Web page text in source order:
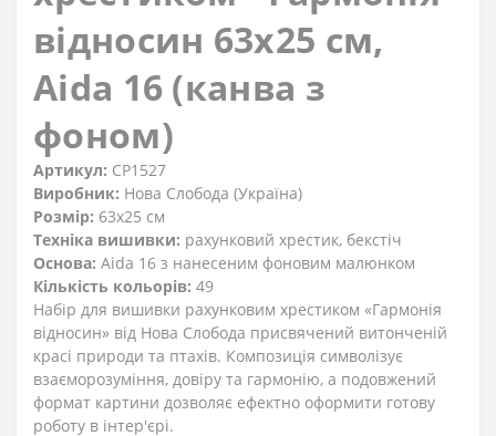
відносин 63x25 см,
Aida 16 (канва з
фоном)
Артикул: СР1527
Виробник: Нова Слобода (Україна)
Розмір: 63x25 см
Техніка вишивки: рахунковий хрестик, бекстіч
Основа: Aida 16 з нанесеним фоновим малюнком
Кількість кольорів: 49
Набір для вишивки рахунковим хрестиком «Гармонія
відносин» від Нова Слобода присвячений витонченій
красі природи та птахів. Композиція символізує
взаєморозуміння, довіру та гармонію, а подовжений
формат картини дозволяє ефектно оформити готову
роботу в інтер'єрі.